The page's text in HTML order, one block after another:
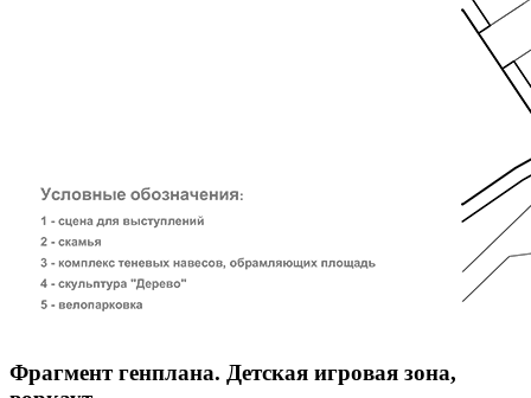
Фрагмент генплана. Детская игровая зона,